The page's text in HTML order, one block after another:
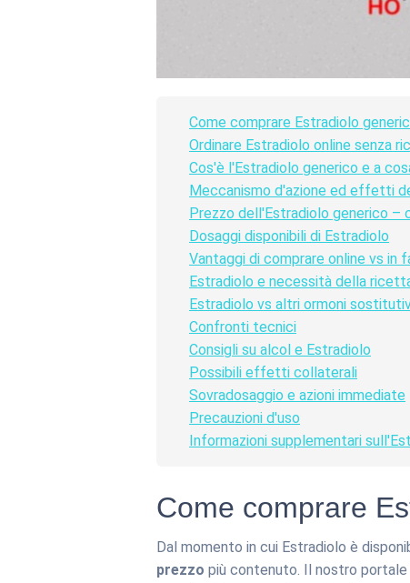
Come comprare Estradiolo
Ordinare Estradiolo online senza
Cos'è l'Estradiolo generico e a
Meccanismo d'azione ed effetti
Prezzo dell'Estradiolo generico –
Dosaggi disponibili di Estradiolo
Vantaggi di comprare online vs in
Estradiolo e necessità della
Estradiolo vs altri ormoni
Confronti tecnici
Consigli su alcol e Estradiolo
Possibili effetti collaterali
Sovradosaggio e azioni immediate
Precauzioni d'uso
Informazioni supplementari
Come comprare
Dal momento in cui Estradiolo è
prezzo più contenuto. Il nostro